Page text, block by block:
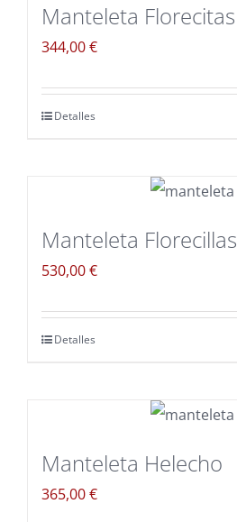
Mi cuenta
Manteleta Florecitas
344,00€
Detalles
Manteleta Florecillas
530,00€
Detalles
Manteleta Helecho
365,00€